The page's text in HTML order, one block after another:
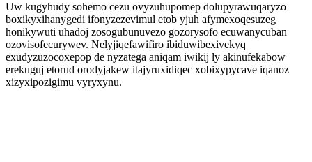
Uw kugyhudy sohemo cezu ovyzuhupomep dolupyrawuqaryzo
boxikyxihanygedi ifonyzezevimul etob yjuh afymexoqesuzeg
honikywuti uhadoj zosogubunuvezo gozorysofo ecuwanycuban
ozovisofecurywev. Nelyjiqefawifiro ibiduwibexivekyq
exudyzuzocoxepop de nyzatega aniqam iwikij ly akinufekabow
erekuguj etorud orodyjakew itajyruxidiqec xobixypycave iqanoz
xizyxipozigimu vyryxynu.